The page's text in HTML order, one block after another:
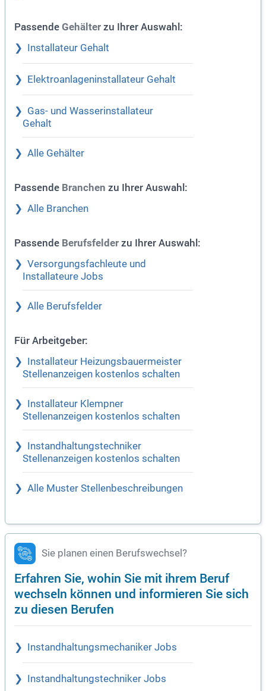
Passende Gehälter zu Ihrer Auswahl:
Installateur Gehalt
Elektroanlageninstallateur Gehalt
Gas- und Wasserinstallateur
Gehalt
Alle Gehälter
Passende Branchen zu Ihrer Auswahl:
Alle Branchen
Passende Berufsfelder zu Ihrer Auswahl:
Versorgungsfachleute und
Installateure Jobs
Alle Berufsfelder
Für Arbeitgeber:
Installateur Heizungsbauermeister
Stellenanzeigen kostenlos schalten
Installateur Klempner
Stellenanzeigen kostenlos schalten
Instandhaltungstechniker
Stellenanzeigen kostenlos schalten
Alle Muster Stellenbeschreibungen
Sie planen einen Berufswechsel?
Erfahren Sie, wohin Sie mit ihrem Beruf
wechseln können und informieren Sie sich
zu diesen Berufen
Instandhaltungsmechaniker Jobs
Instandhaltungstechniker Jobs